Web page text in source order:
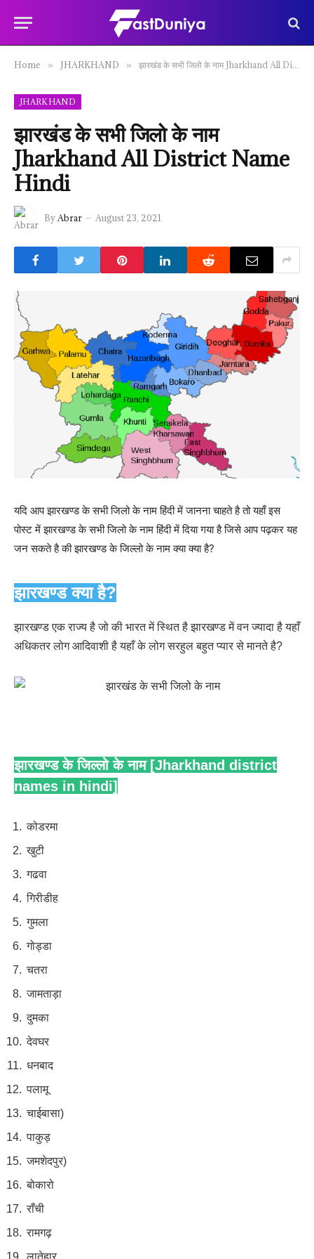
Home » JHARKHAND » झारखंड के सभी जिलो के नाम Jharkhand All District Name Hindi
JHARKHAND
झारखंड के सभी जिलो के नाम
Jharkhand All District Name
Hindi
ByAbrar August 23, 2021
यदि आप झारखण्ड के सभी जिलो के नाम हिंदी में जानना चाहते है तो यहाँ इस
पोस्ट में झारखण्ड के सभी जिलो के नाम हिंदी में दिया गया है जिसे आप पढ़कर यह
जन सकते है की झारखण्ड के जिल्लो के नाम क्या क्या है?
झारखण्ड क्या है?
झारखण्ड एक राज्य है जो की भारत में स्थित है झारखण्ड में वन ज्यादा है यहाँ
अधिकतर लोग आदिवाशी है यहाँ के लोग सरहुल बहुत प्यार से मानते है?
झारखण्ड के जिल्लो के नाम [Jharkhand district
names in hindi]
कोडरमा
खुटी
गढवा
गिरीडीह
गुमला
गोड्डा
चतरा
जामताड़ा
दुमका
देवघर
धनबाद
पलामू
चाईबासा)
पाकुड़
जमशेदपुर)
बोकारो
राँची
रामगढ़
लातेहार